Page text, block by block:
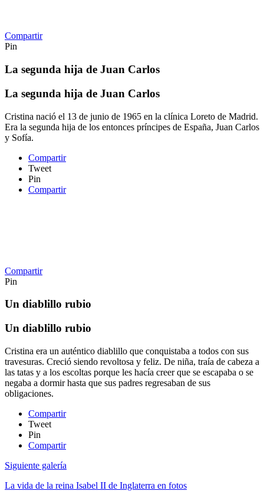
Compartir
Pin
La segunda hija de Juan Carlos
La segunda hija de Juan Carlos
Cristina nació el 13 de junio de 1965 en la clínica Loreto de Madrid.
Era la segunda hija de los entonces príncipes de España, Juan Carlos
y Sofía.
Compartir
Tweet
Pin
Compartir
Compartir
Pin
Un diablillo rubio
Un diablillo rubio
Cristina era un auténtico diablillo que conquistaba a todos con sus
travesuras. Creció siendo revoltosa y feliz. De niña, traía de cabeza a
las tatas y a los escoltas porque les hacía creer que se escapaba o se
negaba a dormir hasta que sus padres regresaban de sus
obligaciones.
Compartir
Tweet
Pin
Compartir
Siguiente galería
La vida de la reina Isabel II de Inglaterra en fotos